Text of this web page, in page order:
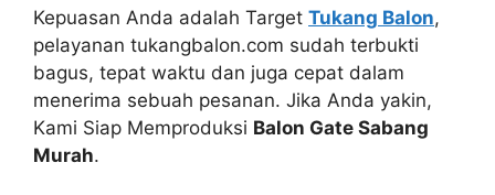
Kepuasan Anda adalah Target Tukang Balon,
pelayanan tukangbalon.com sudah terbukti
bagus, tepat waktu dan juga cepat dalam
menerima sebuah pesanan. Jika Anda yakin,
Kami Siap Memproduksi Balon Gate Sabang
Murah.